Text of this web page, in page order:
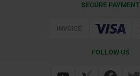
Web Support
SECURE PAYMENT
FOLLOW US